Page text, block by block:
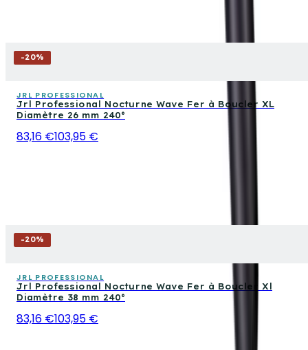
-20%
JRL PROFESSIONAL
Jrl Professional Nocturne Wave Fer à Boucler XL
Diamètre 26 mm 240°
83,16 €103,95 €
-20%
JRL PROFESSIONAL
Jrl Professional Nocturne Wave Fer à Boucler Xl
Diamètre 38 mm 240°
83,16 €103,95 €